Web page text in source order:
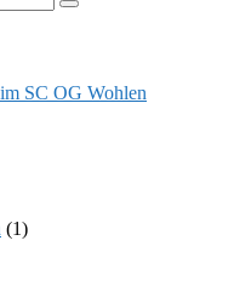
Suchen
SC OG Wohlen
(1)